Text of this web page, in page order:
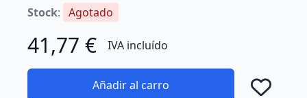
Stock: Agotado
41,77 € IVA incluído
Añadir al carro